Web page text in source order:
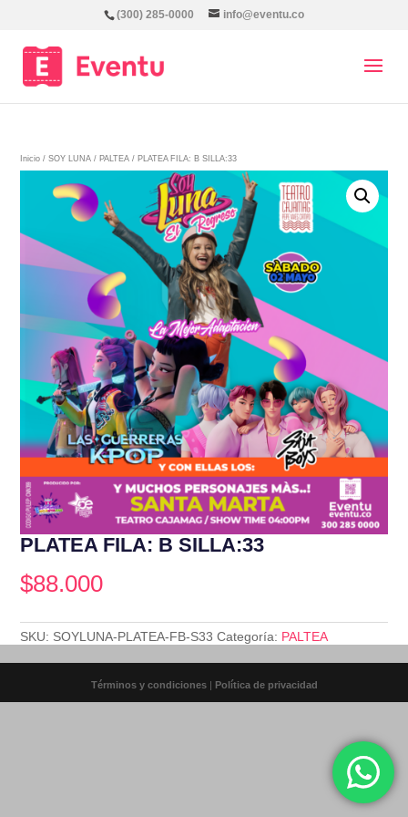
(300) 285-0000 info@eventu.co
Inicio /SOY LUNA / PALTEA / PLATEA FILA: B SILLA:33
PLATEA FILA: B SILLA:33
$88.000
SKU: SOYLUNA-PLATEA-FB-S33 Categoría: PALTEA
Términos y condiciones | Política de privacidad